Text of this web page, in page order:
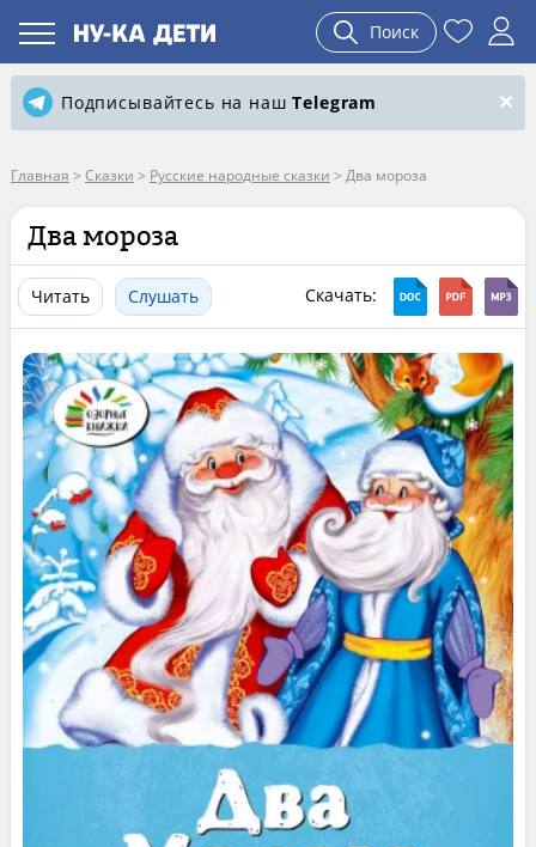
Поиск
Подписывайтесь на нашTelegram
Главная > Сказки > Русские народные сказки > Два мороза
Два мороза
Читать Слушать Скачать: